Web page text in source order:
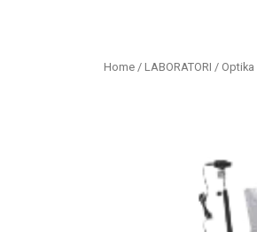
Home / LABORATORI / Optika